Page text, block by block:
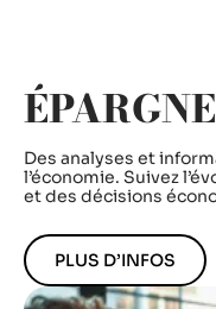
ÉPARGNE
Des analyses et
l’économie. Suivez
et des décisions
PLUS D’INFOS